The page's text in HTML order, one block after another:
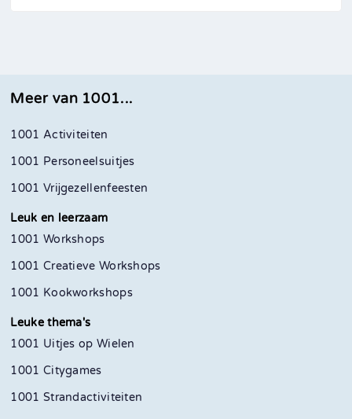
Meer van 1001...
1001 Activiteiten
1001 Personeelsuitjes
1001 Vrijgezellenfeesten
Leuk en leerzaam
1001 Workshops
1001 Creatieve Workshops
1001 Kookworkshops
Leuke thema's
1001 Uitjes op Wielen
1001 Citygames
1001 Strandactiviteiten